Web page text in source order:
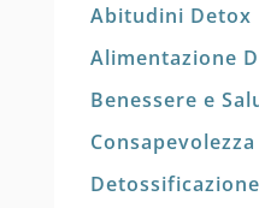
Abitudini Detox
Alimentazione
Benessere e